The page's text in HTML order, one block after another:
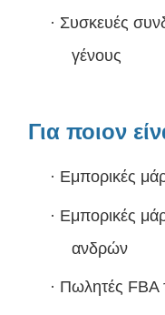
· Συσκευές
γένους
Για ποιον
· Εμπορικές
· Εμπορικές
ανδρών
· Πωλητές FBA